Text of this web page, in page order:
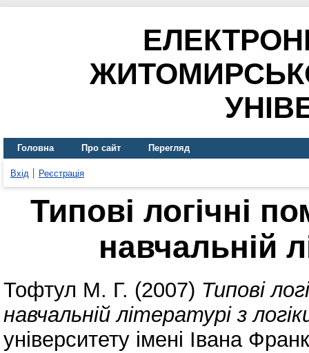
Головна Про сайт Перегляд
Вхід Реєстрація
Типові логічні
навчальній
Тофтул М. Г. (2007) Типові
навчальній літературі з
університету імені Івана